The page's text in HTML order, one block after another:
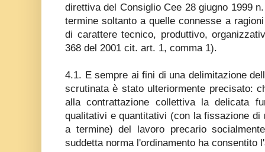
direttiva del Consiglio Cee 28 giugno 1999
termine soltanto a quelle connesse a
di carattere tecnico, produttivo,
368 del 2001 cit. art. 1, comma 1).
4.1. E sempre ai fini di una delimitazione
scrutinata è stato ulteriormente precisato:
alla contrattazione collettiva la delicata
qualitativi e quantitativi (con la fissazione
a termine) del lavoro precario
suddetta norma l'ordinamento ha consentito